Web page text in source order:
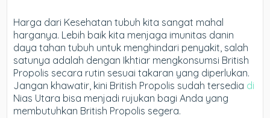
Harga dari Kesehatan tubuh kita sangat mahal
harganya. Lebih baik kita menjaga imunitas danin
daya tahan tubuh untuk menghindari penyakit, salah
satunya adalah dengan Ikhtiar mengkonsumsi British
Propolis secara rutin sesuai takaran yang diperlukan.
Jangan khawatir, kini British Propolis sudah tersedia di
Nias Utara bisa menjadi rujukan bagi Anda yang
membutuhkan British Propolis segera.